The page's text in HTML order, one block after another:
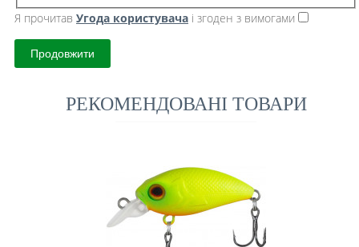
Я прочитав Угода користувача і згоден з вимогами
Продовжити
РЕКОМЕНДОВАНІ ТОВАРИ